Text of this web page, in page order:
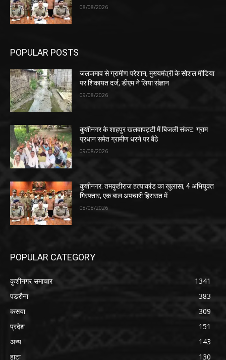
08/08/2026
POPULAR POSTS
जलजमाव से ग्रामीण परेशान, मुख्यमंत्री के सोशल मीडिया
पर शिकायत दर्ज, डीएम ने लिया संज्ञान
09/08/2026
कुशीनगर के शाहपुर खलवापट्टी में बिजली संकट: ग्राम
प्रधान समेत ग्रामीण धरने पर बैठे
09/08/2026
कुशीनगर: तमकुहीराज हत्याकांड का खुलासा, 4 अभियुक्त
गिरफ्तार, एक बाल अपचारी हिरासत में
08/08/2026
POPULAR CATEGORY
कुशीनगर समाचार
1341
पडरौना
383
कसया
309
प्रदेश
151
अन्य
143
हाटा
130